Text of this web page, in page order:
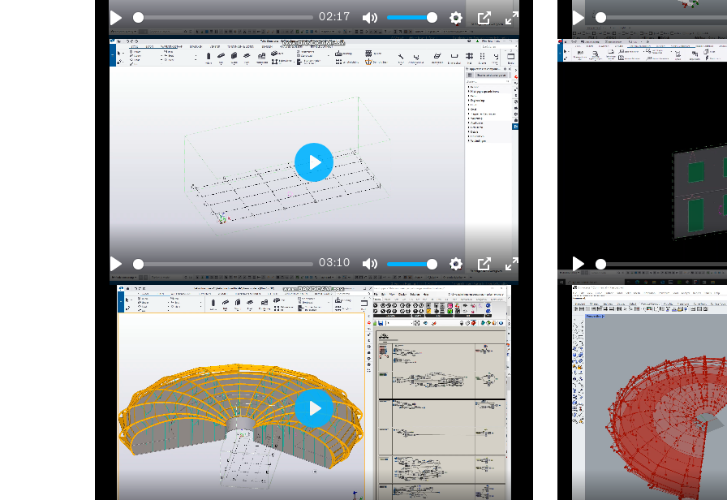
Play
02:17
Mute Settings
PIP
Enter
fullscreen
Play
Play
03:10
Mute Settings
PIP
Enter
Play
Play
Play